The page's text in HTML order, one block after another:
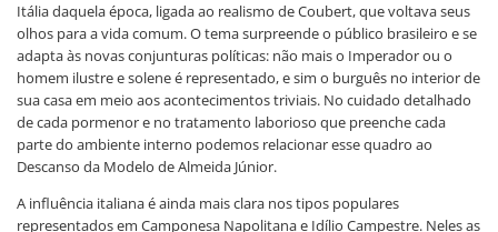
Itália daquela época, ligada ao realismo de Coubert, que voltava seus
olhos para a vida comum. O tema surpreende o público brasileiro e se
adapta às novas conjunturas políticas: não mais o Imperador ou o
homem ilustre e solene é representado, e sim o burguês no interior de
sua casa em meio aos acontecimentos triviais. No cuidado detalhado
de cada pormenor e no tratamento laborioso que preenche cada
parte do ambiente interno podemos relacionar esse quadro ao
Descanso da Modelo de Almeida Júnior.
A influência italiana é ainda mais clara nos tipos populares
representados em Camponesa Napolitana e Idílio Campestre. Neles as